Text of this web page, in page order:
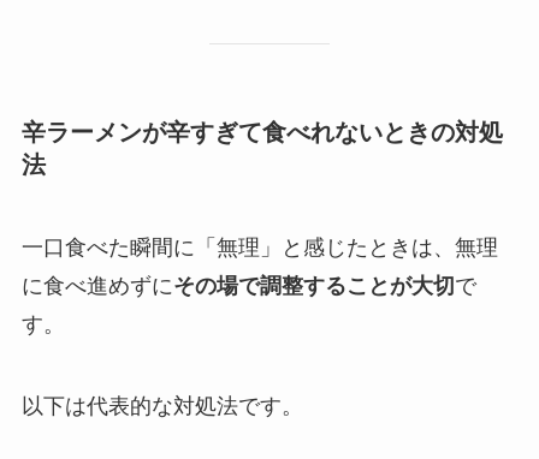
辛ラーメンが辛すぎて食べれないときの対処
法
一口食べた瞬間に「無理」と感じたときは、無理
に食べ進めずにその場で調整することが大切で
す。
以下は代表的な対処法です。